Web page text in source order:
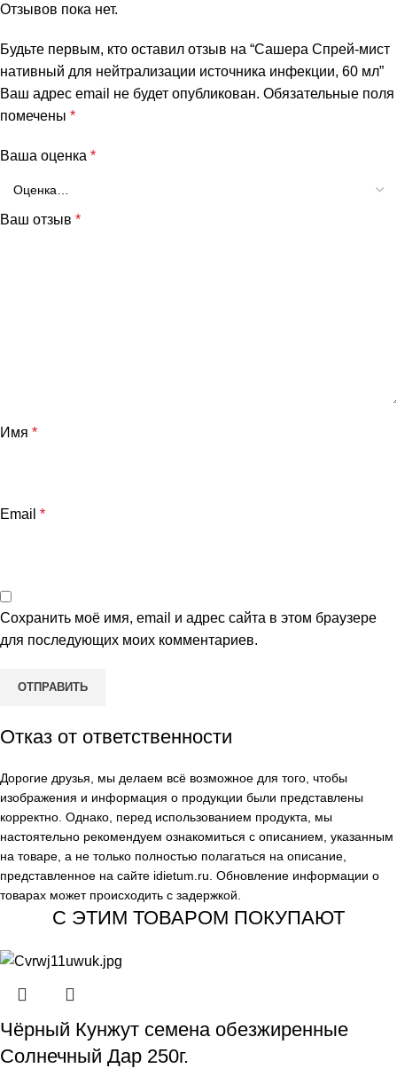
Отзывов пока нет.
Будьте первым, кто оставил отзыв на “Сашера Спрей-мист
нативный для нейтрализации источника инфекции, 60 мл”
Ваш адрес email не будет опубликован. Обязательные поля
помечены *
Ваша оценка *
Ваш отзыв *
Имя *
Email *
Сохранить моё имя, email и адрес сайта в этом браузере
для последующих моих комментариев.
Отказ от ответственности
Дорогие друзья, мы делаем всё возможное для того, чтобы
изображения и информация о продукции были представлены
корректно. Однако, перед использованием продукта, мы
настоятельно рекомендуем ознакомиться с описанием, указанным
на товаре, а не только полностью полагаться на описание,
представленное на сайте idietum.ru . Обновление информации о
товарах может происходить с задержкой.
С ЭТИМ ТОВАРОМ ПОКУПАЮТ
Чёрный Кунжут семена обезжиренные
Солнечный Дар 250г.